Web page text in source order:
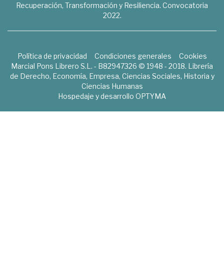
Recuperación, Transformación y Resiliencia. Convocatoria
2022.
Política de privacidad Condiciones generales
Cookies
Marcial Pons Librero S.L. - B82947326 © 1948 - 2018. Librería
de Derecho, Economía, Empresa, Ciencias Sociales, Historia y
Ciencias Humanas
Hospedaje y desarrollo OPTYMA